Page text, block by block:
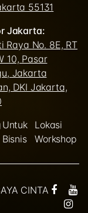
55131
Jakarta:
Raya No. 8E, RT
10, Pasar
Jakarta
DKI Jakarta,
Untuk
Bisnis
Lokasi
Workshop
CINTA